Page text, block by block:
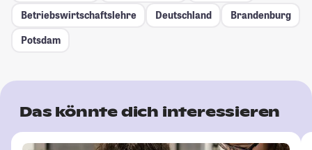
Betriebswirtschaftslehre
Deutschland
Brandenburg
Potsdam
Das könnte dich interessieren